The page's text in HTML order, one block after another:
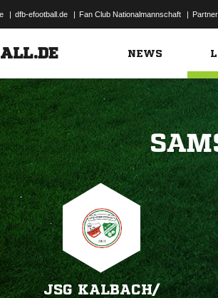
| dfb-efootball.de | Fan Club Nationalmannschaft | Partner
NEWS
JSG KALBACH/​